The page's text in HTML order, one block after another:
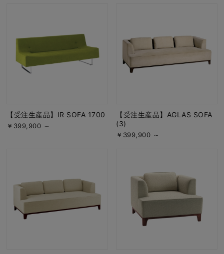
【受注生産品】IR SOFA 1700
￥399,900 ～
【受注生産品】AGLAS SOFA
(3)
￥399,900 ～